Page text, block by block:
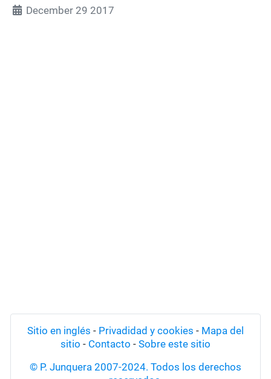
December 29 2017
Sitio en inglés - Privadidad y cookies - Mapa del
sitio - Contacto - Sobre este sitio
© P. Junquera 2007-2024. Todos los derechos